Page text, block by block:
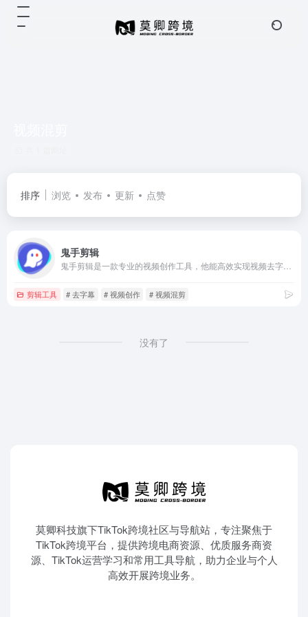
排序 浏览 发布 更新 点赞
鬼手剪辑
剪辑工具 # 去字幕 # 视频创作 # 视频混剪
没有了
莫卿科技旗下TikTok跨境社区与导航站，专注聚焦于
TikTok跨境平台，提供跨境电商资源、优质服务商资
源、TikTok运营学习和常用工具导航，助力企业与个人
高效开展跨境业务。